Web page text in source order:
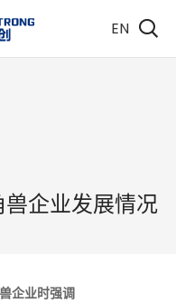
EN
企业发展情况
企业时强调